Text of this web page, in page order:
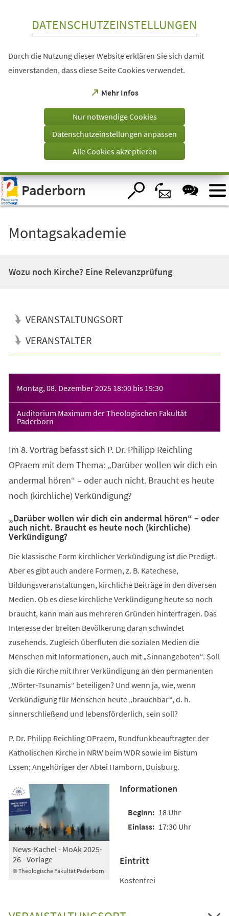
Visuelle
Assistenzsoftware
öffnen.
DATENSCHUTZEINSTELLUNGEN
Durch die Nutzung dieser Website erklären Sie sich damit
einverstanden, dass diese Seite Cookies verwendet.
Mehr Infos
(Öffnet
einem
Tab)
Nur notwendige Cookies
Datenschutzeinstellungen anpassen
Alle Cookies akzeptieren
Paderborn
Montagsakademie
Wozu noch Kirche? Eine Relevanzprüfung
VERANSTALTUNGSORT
VERANSTALTER
Montag, 08. Dezember 2025 18:00 bis 19:30
Auditorium Maximum der Theologischen Fakultät
Paderborn
Im 8. Vortrag befasst sich P. Dr. Philipp Reichling
OPraem mit dem Thema: „Darüber wollen wir dich ein
andermal hören“ – oder auch nicht. Braucht es heute
noch (kirchliche) Verkündigung?
„Darüber wollen wir dich ein andermal hören“ – oder
auch nicht. Braucht es heute noch (kirchliche)
Verkündigung?
Die klassische Form kirchlicher Verkündigung ist die Predigt.
Aber es gibt auch andere Formen, z. B. Katechese,
Bildungsveranstaltungen, kirchliche Beiträge in den diversen
Medien. Ob es diese kirchliche Verkündigung heute so noch
braucht, kann man aus mehreren Gründen hinterfragen. Das
Interesse der breiten Bevölkerung daran schwindet
zusehends. Zugleich überfluten die sozialen Medien die
Menschen mit Informationen, auch mit „Sinnangeboten“. Soll
sich die Kirche mit Ihrer Verkündigung an den permanenten
„Wörter-Tsunamis“ beteiligen? Und wenn ja, wie, wenn
Verkündigung für Menschen heute „brauchbar“, d. h.
sinnerschließend und lebensförderlich, sein soll?
P. Dr. Philipp Reichling OPraem, Rundfunkbeauftragter der
Katholischen Kirche in NRW beim WDR sowie im Bistum
Essen; Angehöriger der Abtei Hamborn, Duisburg.
© Theologische Fakultät Paderborn
News-Kachel - MoAk 2025-
26 - Vorlage
Informationen
18 Uhr
17:30 Uhr
Eintritt
Kostenfrei